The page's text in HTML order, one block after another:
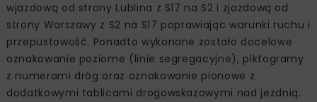
wjazdową od strony Lublina z S17 na S2 i zjazdową od
strony Warszawy z S2 na S17 poprawiając warunki ruchu i
przepustowość. Ponadto wykonane zostało docelowe
oznakowanie poziome (linie segregacyjne), piktogramy
z numerami dróg oraz oznakowanie pionowe z
dodatkowymi tablicami drogowskazowymi nad jezdnią.